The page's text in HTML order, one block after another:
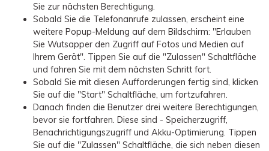
Sie zur nächsten Berechtigung.
Sobald Sie die Telefonanrufe zulassen, erscheint eine
weitere Popup-Meldung auf dem Bildschirm: "Erlauben
Sie Wutsapper den Zugriff auf Fotos und Medien auf
Ihrem Gerät". Tippen Sie auf die "Zulassen" Schaltfläche
und fahren Sie mit dem nächsten Schritt fort.
Sobald Sie mit diesen Aufforderungen fertig sind, klicken
Sie auf die "Start" Schaltfläche, um fortzufahren.
Danach finden die Benutzer drei weitere Berechtigungen,
bevor sie fortfahren. Diese sind - Speicherzugriff,
Benachrichtigungszugriff und Akku-Optimierung. Tippen
Sie auf die "Zulassen" Schaltfläche, die sich neben diesen